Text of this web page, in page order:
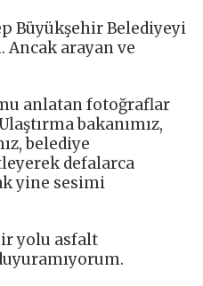
Büyükşehir Belediyeyi
Ancak arayan ve
anlatan fotoğraflar
bakanımız,
belediye
defalarca
yine sesimi
yolu asfalt